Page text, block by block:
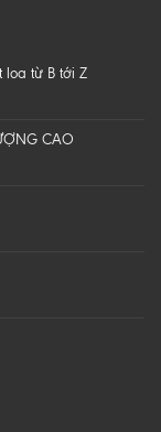
loa từ B tới Z
CAO